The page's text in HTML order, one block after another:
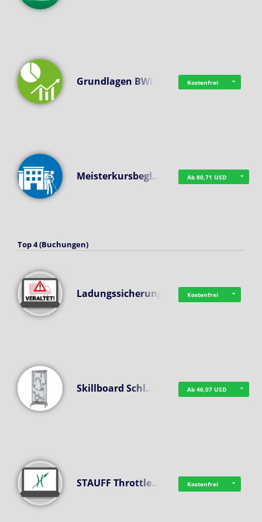
Grundlagen BWL Kostenfrei
Meisterkursbegl… Ab 80,71 USD
Top 4 (Buchungen)
Ladungssicherung Kostenfrei
Skillboard Schl… Ab 46,07 USD
STAUFF Throttle… Kostenfrei